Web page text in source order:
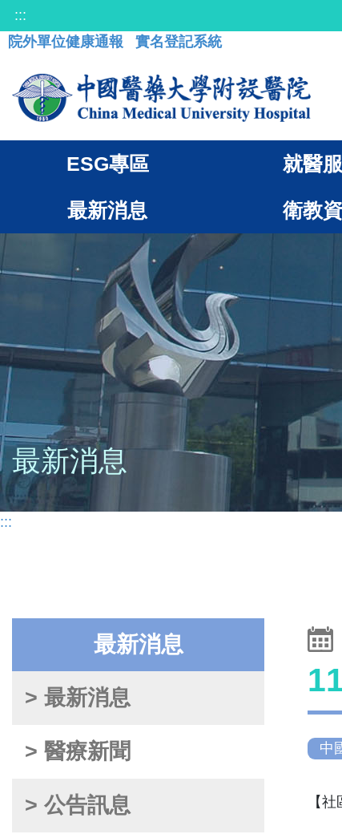
:::
院外單位健康通報
實名登記系統
ESG專區 就醫
最新消息 衛教
最新消息
:::
最新消息
> 最新消息
> 醫療新聞
> 公告訊息
中
【